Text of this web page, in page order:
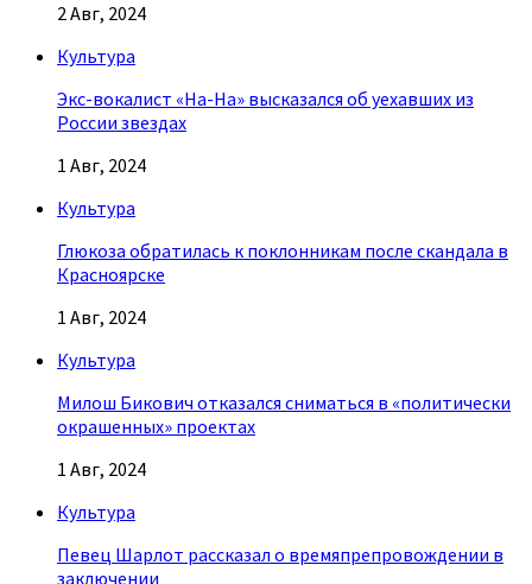
2 Авг, 2024
Культура
Экс-вокалист «На-На» высказался об уехавших из
России звездах
1 Авг, 2024
Культура
Глюкоза обратилась к поклонникам после скандала в
Красноярске
1 Авг, 2024
Культура
Милош Бикович отказался сниматься в «политически
окрашенных» проектах
1 Авг, 2024
Культура
Певец Шарлот рассказал о времяпрепровождении в
заключении